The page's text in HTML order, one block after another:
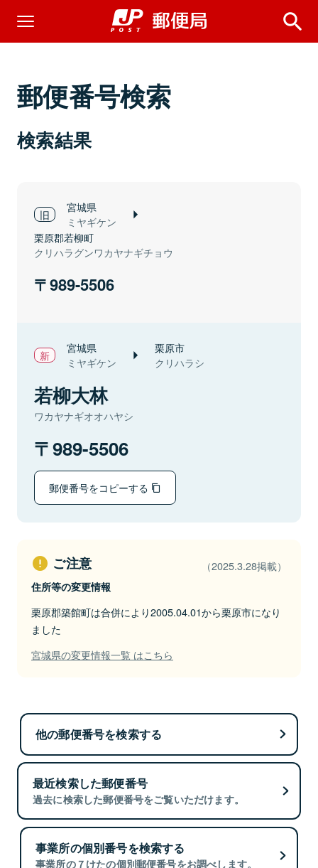
郵便番号検索
検索結果
宮城県
ミヤギケン
栗原郡若柳町
クリハラグンワカヤナギチョウ
989-5506
宮城県
ミヤギケン
栗原市
クリハラシ
若柳大林
ワカヤナギオオハヤシ
989-5506
郵便番号をコピーする
ご注意 （2025.3.28掲載）
住所等の変更情報
栗原郡築館町は合併により2005.04.01から栗原市になり
ました
宮城県の変更情報一覧 はこちら
他の郵便番号を検索する
最近検索した郵便番号
過去に検索した郵便番号をご覧いただけます。
事業所の個別番号を検索する
事業所の７けたの個別郵便番号をお調べします。